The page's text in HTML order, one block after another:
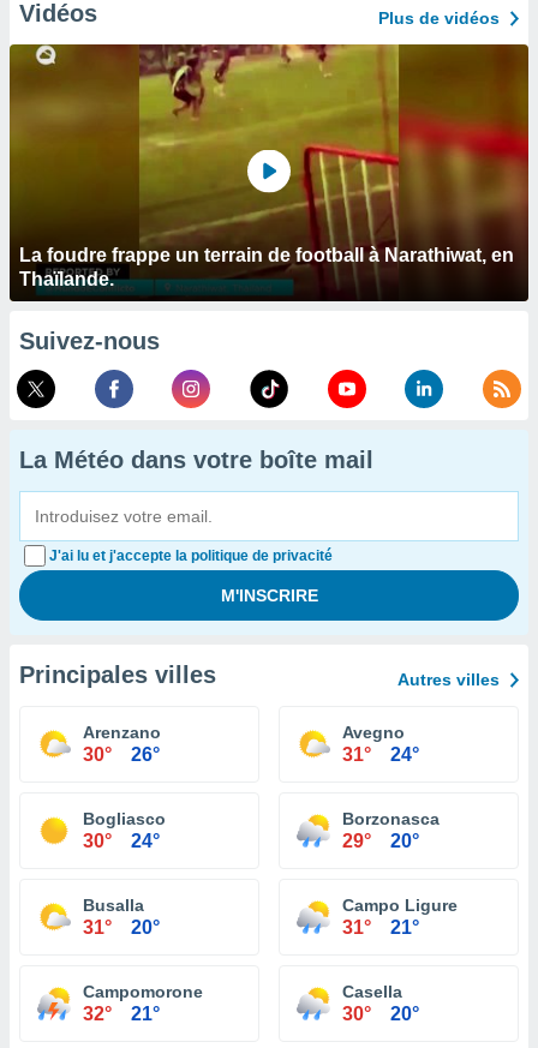
Vidéos Plus de vidéos
La foudre frappe un terrain de football à Narathiwat, en
Thaïlande.
Suivez-nous
La Météo dans votre boîte mail
J'ai lu et j'accepte la politique de privacité
Principales villes Autres villes
Arenzano
30° 26°
Avegno
31° 24°
Bogliasco
30° 24°
Borzonasca
29° 20°
Busalla
31° 20°
Campo Ligure
31° 21°
Campomorone
32° 21°
Casella
30° 20°